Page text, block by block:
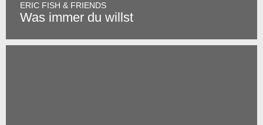
ERIC FISH & FRIENDS
Was immer du willst